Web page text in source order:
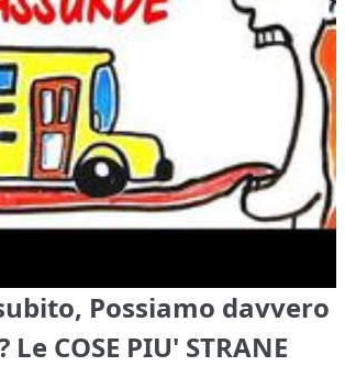
Possiamo davvero
COSE PIU' STRANE